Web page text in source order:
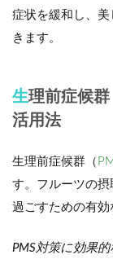
症状を緩和し、
きます。
生理前症候群（PMS）対策としてのフルーツ
活用法
生理前症候群（
す。フルーツの
過ごすための有効
PMS対策に効果